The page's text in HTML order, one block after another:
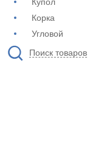
Корка
Угловой
Поиск товаров